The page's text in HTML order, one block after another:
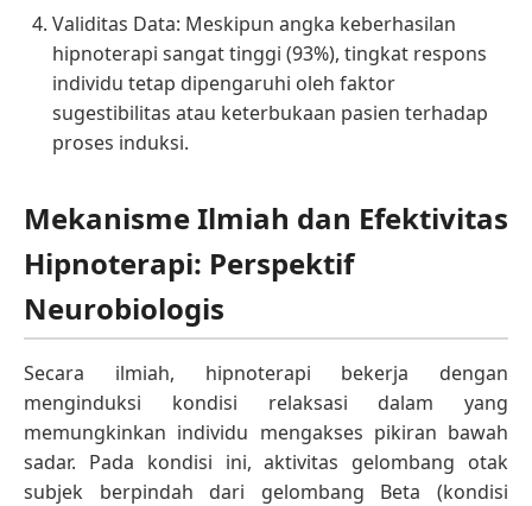
Validitas Data: Meskipun angka keberhasilan
hipnoterapi sangat tinggi (93%), tingkat respons
individu tetap dipengaruhi oleh faktor
sugestibilitas atau keterbukaan pasien terhadap
proses induksi.
Mekanisme Ilmiah dan Efektivitas
Hipnoterapi: Perspektif
Neurobiologis
Secara ilmiah, hipnoterapi bekerja dengan
menginduksi kondisi relaksasi dalam yang
memungkinkan individu mengakses pikiran bawah
sadar. Pada kondisi ini, aktivitas gelombang otak
subjek berpindah dari gelombang Beta (kondisi